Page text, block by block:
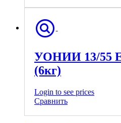
УОНИИ 13/55
(6кг)
Login to see prices
Сравнить